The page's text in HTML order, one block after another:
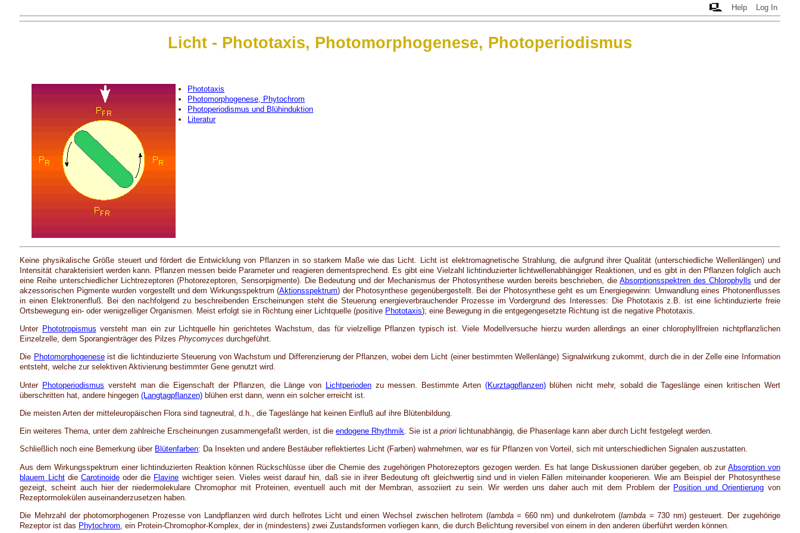
Help Log In
Licht - Phototaxis, Photomorphogenese, Photoperiodismus
Phototaxis
Photomorphogenese, Phytochrom
Photoperiodismus und Blühinduktion
Literatur
Keine physikalische Größe steuert und fördert die Entwicklung von Pflanzen in so starkem Maße wie das Licht. Licht ist elektromagnetische Strahlung, die aufgrund ihrer Qualität (unterschiedliche Wellenlängen) und
Intensität charakterisiert werden kann. Pflanzen messen beide Parameter und reagieren dementsprechend. Es gibt eine Vielzahl lichtinduzierter lichtwellenabhängiger Reaktionen, und es gibt in den Pflanzen folglich auch
eine Reihe unterschiedlicher Lichtrezeptoren (Photorezeptoren, Sensorpigmente). Die Bedeutung und der Mechanismus der Photosynthese wurden bereits beschrieben, dieAbsorptionsspektren des Chlorophylls und der
akzessorischen Pigmente wurden vorgestellt und dem Wirkungsspektrum (Aktionsspektrum) der Photosynthese gegenübergestellt. Bei der Photosynthese geht es um Energiegewinn: Umwandlung eines Photonenflusses
in einen Elektronenfluß. Bei den nachfolgend zu beschreibenden Erscheinungen steht die Steuerung energieverbrauchender Prozesse im Vordergrund des Interesses: Die Phototaxis z.B. ist eine lichtinduzierte freie
Ortsbewegung ein- oder wenigzelliger Organismen. Meist erfolgt sie in Richtung einer Lichtquelle (positive Phototaxis); eine Bewegung in die entgegengesetzte Richtung ist die negative Phototaxis.
Unter Phototropismus versteht man ein zur Lichtquelle hin gerichtetes Wachstum, das für vielzellige Pflanzen typisch ist. Viele Modellversuche hierzu wurden allerdings an einer chlorophyllfreien nichtpflanzlichen
Einzelzelle, dem Sporangienträger des PilzesPhycomycesdurchgeführt.
Die Photomorphogeneseist die lichtinduzierte Steuerung von Wachstum und Differenzierung der Pflanzen, wobei dem Licht (einer bestimmten Wellenlänge) Signalwirkung zukommt, durch die in der Zelle eine Information
entsteht, welche zur selektiven Aktivierung bestimmter Gene genutzt wird.
Unter Photoperiodismus versteht man die Eigenschaft der Pflanzen, die Länge von Lichtperiodenzu messen. Bestimmte Arten (Kurztagpflanzen)blühen nicht mehr, sobald die Tageslänge einen kritischen Wert
überschritten hat, andere hingegen(Langtagpflanzen) blühen erst dann, wenn ein solcher erreicht ist.
Die meisten Arten der mitteleuropäischen Flora sind tagneutral, d.h., die Tageslänge hat keinen Einfluß auf ihre Blütenbildung.
Ein weiteres Thema, unter dem zahlreiche Erscheinungen zusammengefaßt werden, ist dieendogene Rhythmik. Sie ista priori lichtunabhängig, die Phasenlage kann aber durch Licht festgelegt werden.
Schließlich noch eine Bemerkung über Blütenfarben: Da Insekten und andere Bestäuber reflektiertes Licht (Farben) wahrnehmen, war es für Pflanzen von Vorteil, sich mit unterschiedlichen Signalen auszustatten.
Aus dem Wirkungsspektrum einer lichtinduzierten Reaktion können Rückschlüsse über die Chemie des zugehörigen Photorezeptors gezogen werden. Es hat lange Diskussionen darüber gegeben, ob zur Absorption von
blauem Lichtdie Carotinoideoder die Flavine wichtiger seien. Vieles weist darauf hin, daß sie in ihrer Bedeutung oft gleichwertig sind und in vielen Fällen miteinander kooperieren. Wie am Beispiel der Photosynthese
gezeigt, scheint auch hier der niedermolekulare Chromophor mit Proteinen, eventuell auch mit der Membran, assoziiert zu sein. Wir werden uns daher auch mit dem Problem der Position und Orientierungvon
Rezeptormolekülen auseinanderzusetzen haben.
Die Mehrzahl der photomorphogenen Prozesse von Landpflanzen wird durch hellrotes Licht und einen Wechsel zwischen hellrotem (lambda= 660 nm) und dunkelrotem (lambda = 730 nm) gesteuert. Der zugehörige
Rezeptor ist das Phytochrom , ein Protein-Chromophor-Komplex, der in (mindestens) zwei Zustandsformen vorliegen kann, die durch Belichtung reversibel von einem in den anderen überführt werden können.